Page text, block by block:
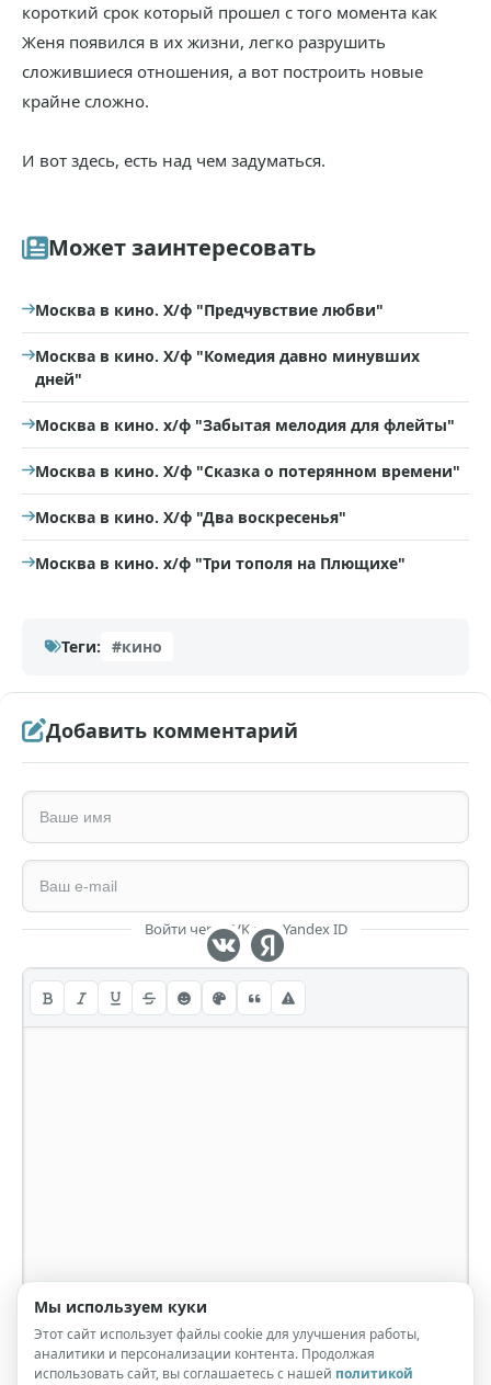
короткий срок который прошел с того момента как
Женя появился в их жизни, легко разрушить
сложившиеся отношения, а вот построить новые
крайне сложно.
И вот здесь, есть над чем задуматься.
Может заинтересовать
Москва в кино. Х/ф "Предчувствие любви"
Москва в кино. Х/ф "Комедия давно минувших
дней"
Москва в кино. х/ф "Забытая мелодия для флейты"
Москва в кино. Х/ф "Сказка о потерянном времени"
Москва в кино. Х/ф "Два воскресенья"
Москва в кино. х/ф "Три тополя на Плющихе"
Теги: #кино
Добавить комментарий
Войти через VK или Yandex ID
Мы используем куки
Этот сайт использует файлы cookie для улучшения работы,
аналитики и персонализации контента. Продолжая
использовать сайт, вы соглашаетесь с нашей политикой